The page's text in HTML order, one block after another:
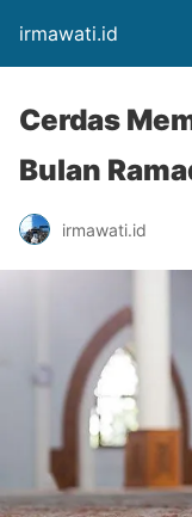
irmawati.id
Cerdas
Bulan
irmawati.id